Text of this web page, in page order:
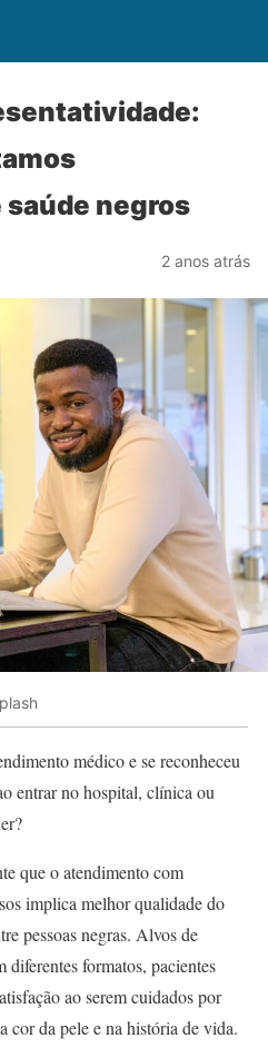
negros
2 anos atrás
médico e se reconheceu
entrar no hospital, clínica ou
que o atendimento com
implica melhor qualidade do
pessoas negras. Alvos de
diferentes formatos, pacientes
ao serem cuidados por
da pele e na história de vida.